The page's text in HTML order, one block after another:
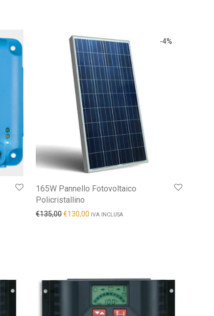
-4%
165W Pannello Fotovoltaico
Policristallino
€135,00€130,00 IVA INCLUSA